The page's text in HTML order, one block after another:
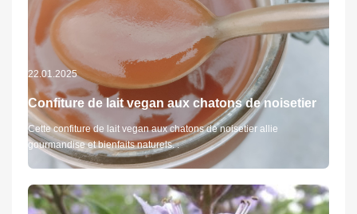
22.01.2025
Confiture de lait vegan aux chatons de noisetier
Cette confiture de lait vegan aux chatons de noisetier allie
gourmandise et bienfaits naturels. .